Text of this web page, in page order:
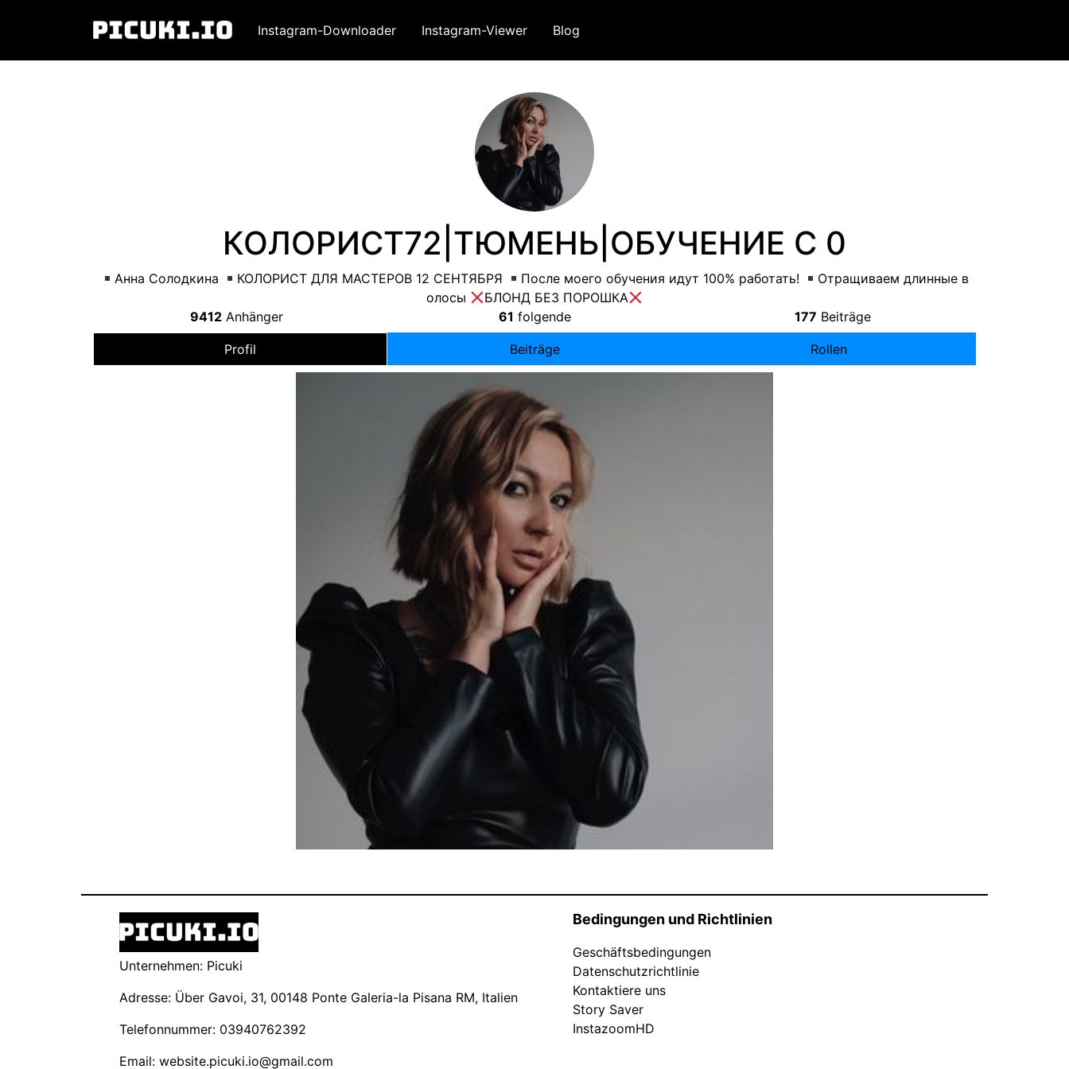
Instagram-Downloader Instagram-Viewer Blog
КОЛОРИСТ72 ТЮМЕНЬ ОБУЧЕНИЕ С 0
Анна Солодкина КОЛОРИСТ ДЛЯ МАСТЕРОВ 12 СЕНТЯБРЯ После моего обучения идут 100% работать!
Отращиваем длинные в
олосы
БЛОНД БЕЗ ПОРОШКА
9412Anhänger 61 folgende 177 Beiträge
Profil Beiträge Rollen
Unternehmen: Picuki
Adresse: Über Gavoi, 31, 00148 Ponte Galeria-la Pisana RM, Italien
Telefonnummer: 03940762392
Email: website.picuki.io@gmail.com
Bedingungen und Richtlinien
Geschäftsbedingungen
Datenschutzrichtlinie
Kontaktiere uns
Story Saver
InstazoomHD